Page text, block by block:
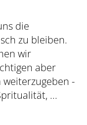
die
zu bleiben.
wir
aber
-
...